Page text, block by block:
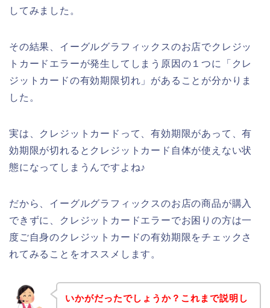
してみました。
その結果、イーグルグラフィックスのお店でクレジッ
トカードエラーが発生してしまう原因の１つに「クレ
ジットカードの有効期限切れ」があることが分かりま
した。
実は、クレジットカードって、有効期限があって、有
効期限が切れるとクレジットカード自体が使えない状
態になってしまうんですよね♪
だから、イーグルグラフィックスのお店の商品が購入
できずに、クレジットカードエラーでお困りの方は一
度ご自身のクレジットカードの有効期限をチェックさ
れてみることをオススメします。
いかがだったでしょうか？これまで説明し